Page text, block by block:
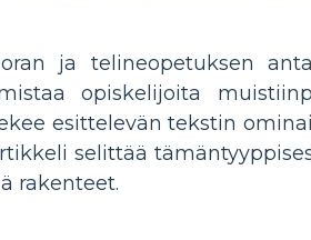
ja telineopetuksen
opiskelijoita
esittelevän tekstin
selittää
rakenteet.